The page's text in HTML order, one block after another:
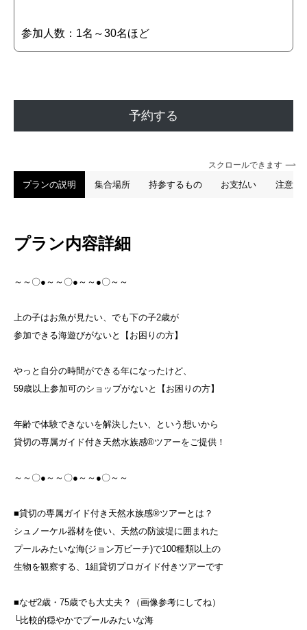
参加人数：1名～30名ほど
予約する
スクロールできます
プランの説明 集合場所 持参するもの お支払い 注意事
プラン内容詳細
～～〇●～～〇●～～●〇～～
上の子はお魚が見たい、でも下の子2歳が
参加できる海遊びがないと【お困りの方】
やっと自分の時間ができる年になったけど、
59歳以上参加可のショップがないと【お困りの方】
年齢で体験できないを解決したい、という想いから
貸切の専属ガイド付き天然水族感®ツアーをご提供！
～～〇●～～〇●～～●〇～～
■貸切の専属ガイド付き天然水族感®ツアーとは？
シュノーケル器材を使い、天然の防波堤に囲まれた
プールみたいな海(ジョン万ビーチ)で100種類以上の
生物を観察する、1組貸切プロガイド付きツアーです
■なぜ2歳・75歳でも大丈夫？（画像参考にしてね）
└比較的穏やかでプールみたいな海